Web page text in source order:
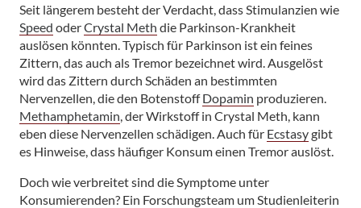
Seit längerem besteht der Verdacht, dass Stimulanzien wie
Speed oderCrystal Meth die Parkinson-Krankheit
auslösen könnten. Typisch für Parkinson ist ein feines
Zittern, das auch als Tremor bezeichnet wird. Ausgelöst
wird das Zittern durch Schäden an bestimmten
Nervenzellen, die den BotenstoffDopamin produzieren.
Methamphetamin , der Wirkstoff in Crystal Meth, kann
eben diese Nervenzellen schädigen. Auch für Ecstasygibt
es Hinweise, dass häufiger Konsum einen Tremor auslöst.
Doch wie verbreitet sind die Symptome unter
Konsumierenden? Ein Forschungsteam um Studienleiterin